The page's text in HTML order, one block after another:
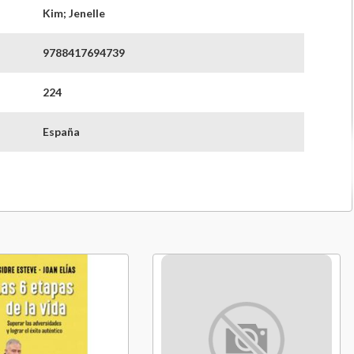
Kim; Jenelle
9788417694739
224
España
Crecimiento_personal